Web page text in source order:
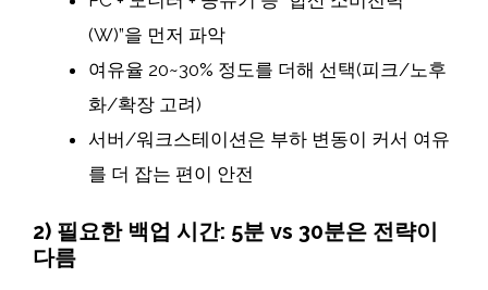
(W)”을 먼저 파악
여유율 20~30% 정도를 더해 선택(피크/노후
화/확장 고려)
서버/워크스테이션은 부하 변동이 커서 여유
를 더 잡는 편이 안전
2) 필요한 백업 시간: 5분 vs 30분은 전략이
다름